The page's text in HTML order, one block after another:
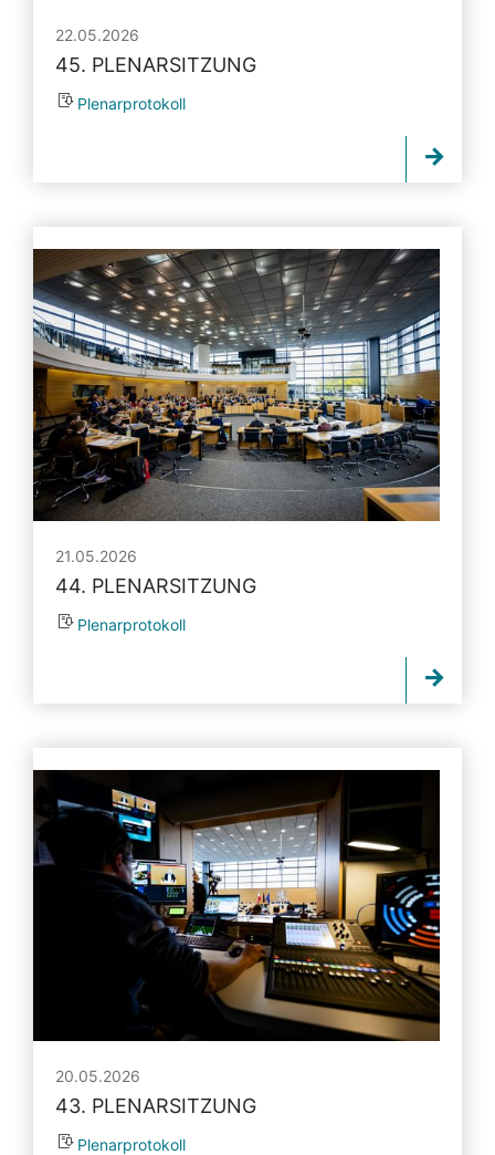
22.05.2026
45. PLENARSITZUNG
Plenarprotokoll
21.05.2026
44. PLENARSITZUNG
Plenarprotokoll
20.05.2026
43. PLENARSITZUNG
Plenarprotokoll